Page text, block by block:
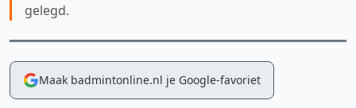
gelegd.
Maak badmintonline.nl je Google-favoriet